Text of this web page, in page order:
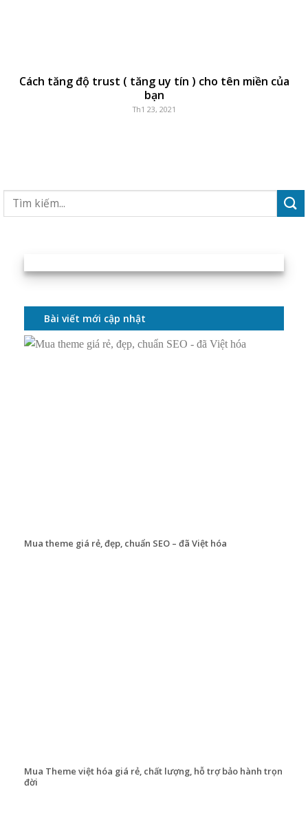
Cách tăng độ trust ( tăng uy tín ) cho tên miền của
bạn
Th1 23, 2021
Bài viết mới cập nhật
Mua theme giá rẻ, đẹp, chuẩn SEO – đã Việt hóa
Mua Theme việt hóa giá rẻ, chất lượng, hỗ trợ bảo hành trọn
đời